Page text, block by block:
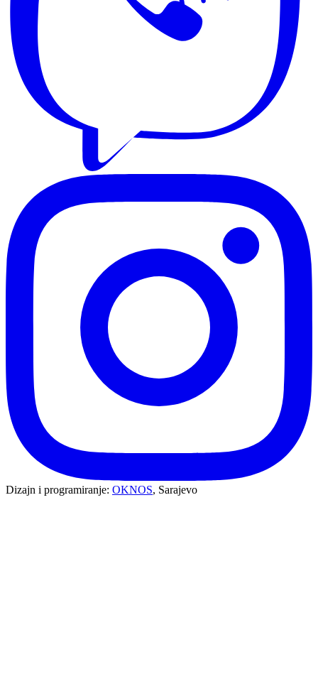
Dizajn i programiranje: OKNOS, Sarajevo